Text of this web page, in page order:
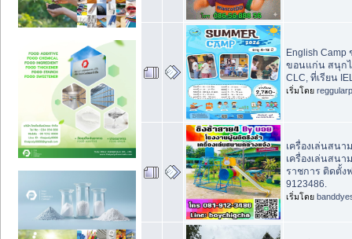
English Camp
ขอนแก่น สนุกไ
CLC, ที่เรียน
เริ่มโดย
เครื่องเล่นสนา
เครื่องเล่นสน
ราชการ ติดตั้ง
9123486.
เริ่มโดย